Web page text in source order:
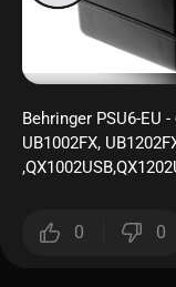
Behringer PSU6-EU
UB1002FX,
0 0